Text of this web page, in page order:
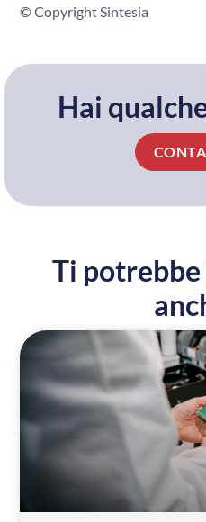
© Copyright Sintesia
Hai
Ti